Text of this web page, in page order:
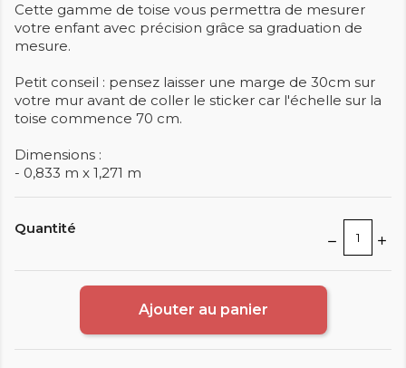
Cette gamme de toise vous permettra de mesurer
votre enfant avec précision grâce sa graduation de
mesure.
Petit conseil : pensez laisser une marge de 30cm sur
votre mur avant de coller le sticker car l'échelle sur la
toise commence 70 cm.
Dimensions :
- 0,833 m x 1,271 m
Quantité
Ajouter au panier